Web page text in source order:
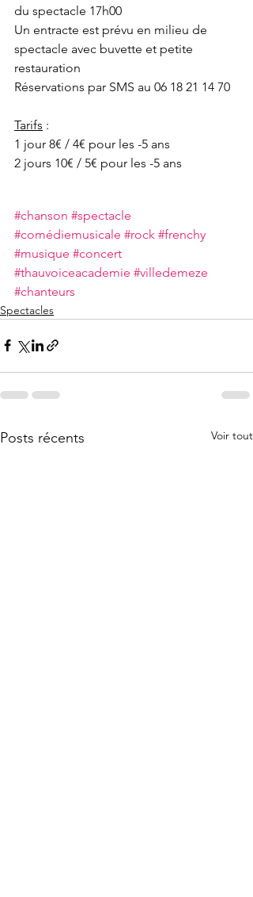
du spectacle 17h00
Un entracte est prévu en milieu de
spectacle avec buvette et petite
restauration
Réservations par SMS au 06 18 21 14 70
Tarifs :
1 jour 8€ / 4€ pour les -5 ans
2 jours 10€ / 5€ pour les -5 ans
#chanson #spectacle
#comédiemusicale #rock #frenchy
#musique #concert
#thauvoiceacademie #villedemeze
#chanteurs
Spectacles
Posts récents Voir tout